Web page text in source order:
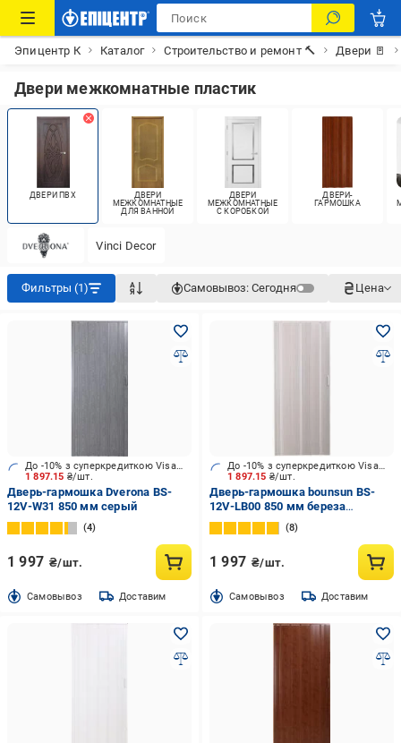
Эпицентр К Каталог Строительство и ремонт 🔨 Двери 🚪
Двери межкомнатные пластик
ДВЕРИ ПВХ
ДВЕРИ
МЕЖКОМНАТНЫЕ
ДЛЯ ВАННОЙ
ДВЕРИ
МЕЖКОМНАТНЫЕ
С КОРОБКОЙ
ДВЕРИ-
ГАРМОШКА
Vinci Decor
Фильтры (1) Самовывоз: Сегодня Цена
1 897.15 ₴/шт.
До -10% з суперкредиткою Visa Вигода
Дверь-гармошка Dverona BS-
12V-W31 850 мм серый
4
1 997 ₴/шт.
Cамовывоз Доставим
1 897.15 ₴/шт.
До -10% з суперкредиткою Visa Вигода
Дверь-гармошка bounsun BS-
12V-LB00 850 мм береза
светлая
8
1 997 ₴/шт.
Cамовывоз Доставим